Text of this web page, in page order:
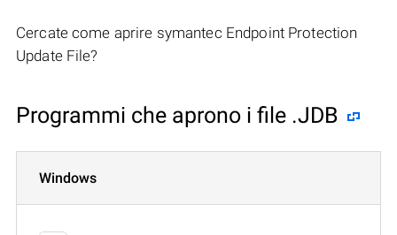
Cercate come aprire symantec Endpoint Protection
Update File?
Programmi che aprono i file .JDB
Windows